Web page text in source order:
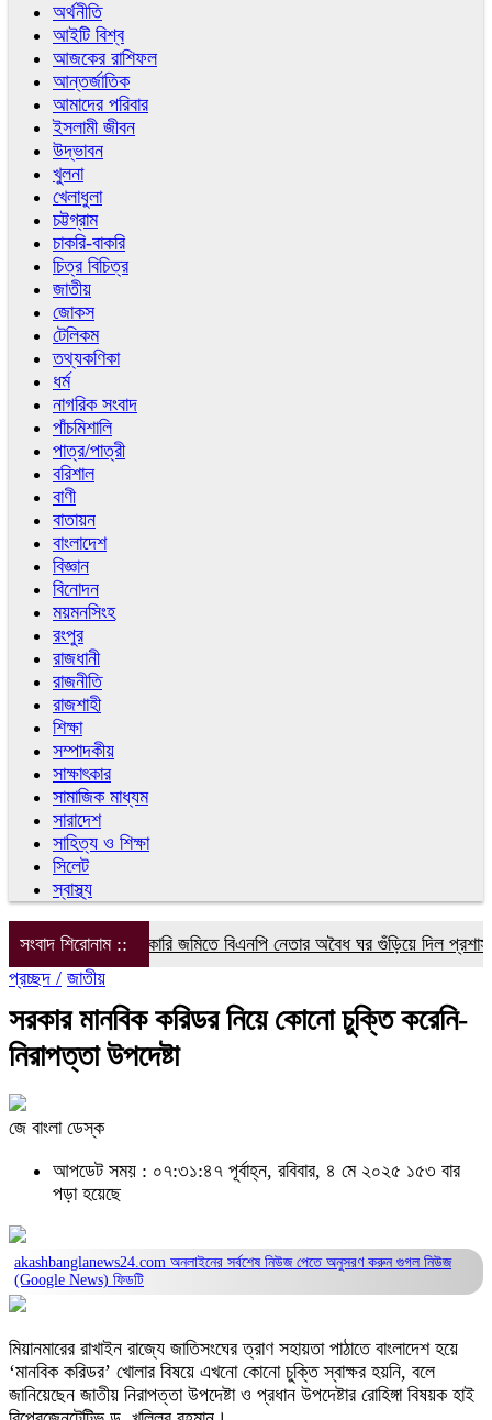
অর্থনীতি
আইটি বিশ্ব
আজকের রাশিফল
আন্তর্জাতিক
আমাদের পরিবার
ইসলামী জীবন
উদ্ভাবন
খুলনা
খেলাধুলা
চট্টগ্রাম
চাকরি-বাকরি
চিত্র বিচিত্র
জাতীয়
জোকস
টেলিকম
তথ্যকণিকা
ধর্ম
নাগরিক সংবাদ
পাঁচমিশালি
পাত্র/পাত্রী
বরিশাল
বাণী
বাতায়ন
বাংলাদেশ
বিজ্ঞান
বিনোদন
ময়মনসিংহ
রংপুর
রাজধানী
রাজনীতি
রাজশাহী
শিক্ষা
সম্পাদকীয়
সাক্ষাৎকার
সামাজিক মাধ্যম
সারাদেশ
সাহিত্য ও শিক্ষা
সিলেট
স্বাস্থ্য
সংবাদ শিরোনাম ::
সরকারি জমিতে বিএনপি নেতার অবৈধ ঘর গুঁড়িয়ে দিল প্রশাসন
প্রচ্ছদ / জাতীয়
সরকার মানবিক করিডর নিয়ে কোনো চুক্তি করেনি-
নিরাপত্তা উপদেষ্টা
জে বাংলা ডেস্ক
আপডেট সময় : ০৭:৩১:৪৭ পূর্বাহ্ন, রবিবার, ৪ মে ২০২৫ ১৫৩ বার
পড়া হয়েছে
akashbanglanews24.com অনলাইনের সর্বশেষ নিউজ পেতে অনুসরণ করুন গুগল নিউজ
(Google News) ফিডটি
মিয়ানমারের রাখাইন রাজ্যে জাতিসংঘের ত্রাণ সহায়তা পাঠাতে বাংলাদেশ হয়ে
‘মানবিক করিডর’ খোলার বিষয়ে এখনো কোনো চুক্তি স্বাক্ষর হয়নি, বলে
জানিয়েছেন জাতীয় নিরাপত্তা উপদেষ্টা ও প্রধান উপদেষ্টার রোহিঙ্গা বিষয়ক হাই